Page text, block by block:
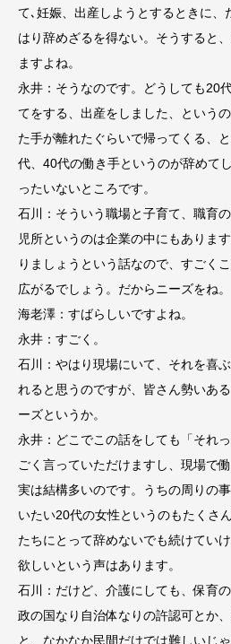
て､妊娠、出産しようとするときに
はり辞めざるを得ない。そうすると
ますよね。
永井：そうなのです。どうしても20
てをする、出産をしました、という
た手が離れたぐらいで帰ってくる、
代、40代の働き手というのが辞めて
ったいないところです。
石川：そういう職場と子育て、職育
児所というのは企業の中にもありま
りましょうという話なので、すごく
広がるでしょう。だからニーズをね。
海老澤：すばらしいですよね。
永井：すごく。
石川：やはり現場にいて、それを喜
れると思うのですが、皆さん勢いあ
ーズというか。
永井：どこでこの話をしても「それ
ごく言っていただけますし、現場で
実は結構多いのです。うちの周りの
いたい20代の女性というのもたくさ
たちにとって辞めないでも続けてい
欲しいという声はあります。
石川：だけど、介護にしても、保育
政の国なり自治体なりの許認可とか
と、なかなか民間だけでは難しいじ